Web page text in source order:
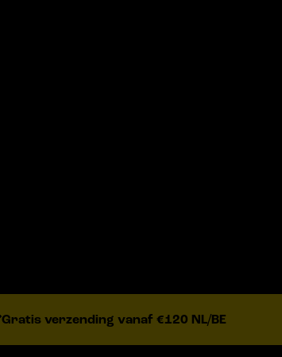
Gratis verzending vanaf €120 NL/BE